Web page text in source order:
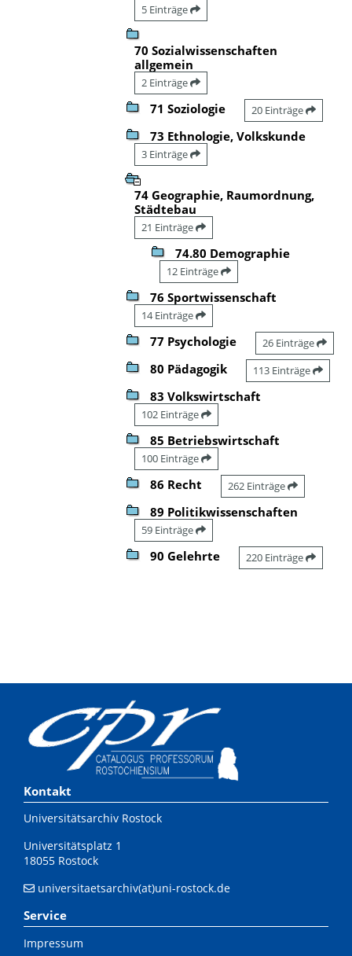
5 Einträge
70 Sozialwissenschaften
allgemein
2 Einträge
71 Soziologie 20 Einträge
73 Ethnologie, Volkskunde
3 Einträge
74 Geographie, Raumordnung,
Städtebau
21 Einträge
74.80 Demographie
12 Einträge
76 Sportwissenschaft
14 Einträge
77 Psychologie 26 Einträge
80 Pädagogik 113 Einträge
83 Volkswirtschaft
102 Einträge
85 Betriebswirtschaft
100 Einträge
86 Recht 262 Einträge
89 Politikwissenschaften
59 Einträge
90 Gelehrte 220 Einträge
Kontakt
Universitätsarchiv Rostock
Universitätsplatz 1
18055 Rostock
universitaetsarchiv(at)uni-rostock.de
Service
Impressum